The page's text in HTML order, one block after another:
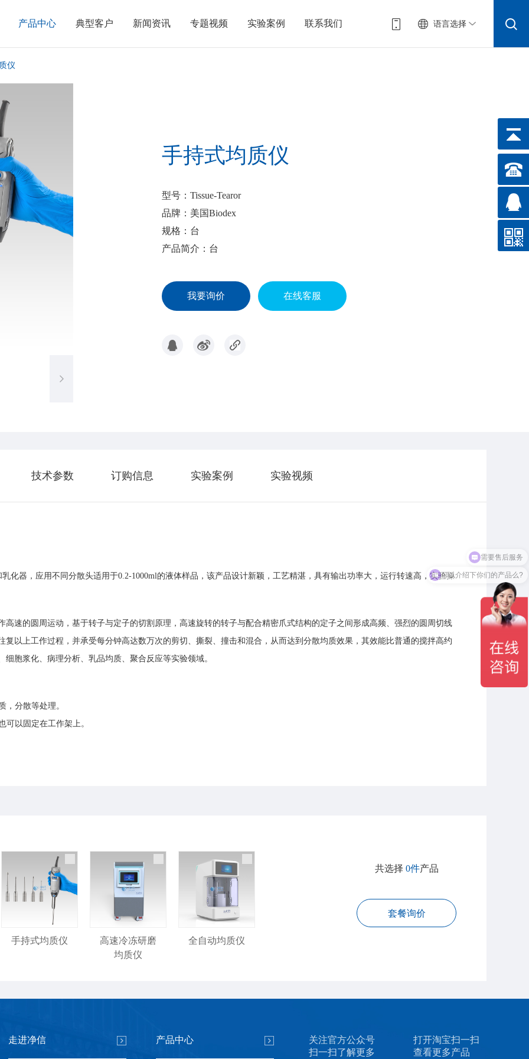
产品中心 典型客户 新闻资讯 专题视频 实验案例 联系我们 语言选择
仪
手持式均质仪
型号 ：Tissue-Tearor
品牌 ：美国Biodex
规格 ：台
产品简介 ：台
我要询价 在线客服
技术参数 订购信息 实验案例 实验视频
化器，应用不同分散头适用于0.2-1000ml的液体样品，该产品设计新颖，工艺精湛，具有输出功率大，运行转速高，实验操
速的圆周运动，基于转子与定子的切割原理，高速旋转的转子与配合精密爪式结构的定子之间形成高频、强烈的圆周切线
以上工作过程，并承受每分钟高达数万次的剪切、撕裂、撞击和混合，从而达到分散均质效果，其效能比普通的搅拌高约
胞浆化、病理分析、乳品均质、聚合反应等实验领域。
，分散等处理。
可以固定在工作架上。
手持式均质仪
高速冷冻研磨
均质仪
全自动均质仪
共选择 0件产品
套餐询价
走进净信 产品中心
关注官方公众号
扫一扫了解更多
打开淘宝扫一扫
查看更多产品
可以介绍下你们的产品么?